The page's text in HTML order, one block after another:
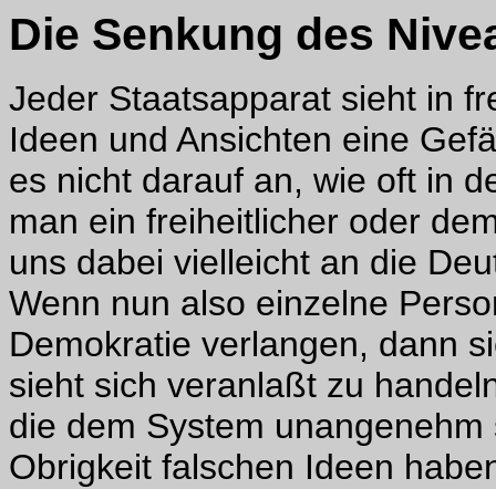
Die Senkung des
Jeder Staatsapparat sieht in
Ideen und Ansichten eine
es nicht darauf an, wie oft in
man ein freiheitlicher oder
uns dabei vielleicht an die
Wenn nun also einzelne
Demokratie verlangen, dann
sieht sich veranlaßt zu
die dem System
Obrigkeit falschen Ideen